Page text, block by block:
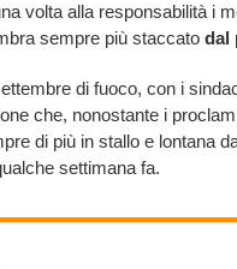
volta alla responsabilità i
sempre più staccatodal
di fuoco, con i
che, nonostante i
di più in stallo e lontana
settimana fa.